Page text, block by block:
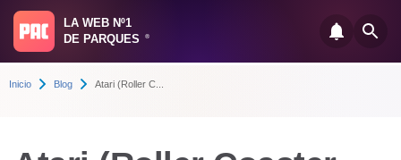
LA WEB Nº1
DE PARQUES
®
Inicio Blog Atari (Roller C...